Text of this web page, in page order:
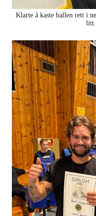
Klarte å kaste ballen rett i
litt